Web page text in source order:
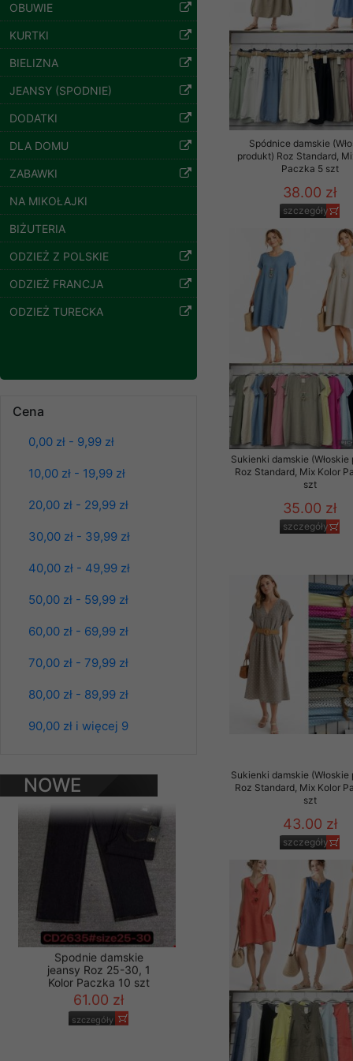
OBUWIE
KURTKI
BIELIZNA
JEANSY (SPODNIE)
DODATKI
DLA DOMU
ZABAWKI
NA MIKOŁAJKI
BIŻUTERIA
ODZIEŻ Z POLSKIE
ODZIEŻ FRANCJA
ODZIEŻ TURECKA
Cena
0,00 zł - 9,99 zł
10,00 zł - 19,99 zł
20,00 zł - 29,99 zł
30,00 zł - 39,99 zł
40,00 zł - 49,99 zł
50,00 zł - 59,99 zł
60,00 zł - 69,99 zł
70,00 zł - 79,99 zł
80,00 zł - 89,99 zł
90,00 zł i więcej 9
NOWE
PRODUKTY
Spodnie damskie
jeansy Roz 25-30, 1
Kolor Paczka 10 szt
61.00 zł
szczegóły
61.00 zł
jeansy Roz 25-30, 1
Kolor Paczka 10 szt
Spodnie damskie
jeansy Roz 25-30, 1
Spódnice damskie
produkt) Roz Standard,
Paczka 5 szt
38.00 zł
szczegóły
Sukienki damskie (Włoskie
Roz Standard, Mix Kolor
szt
35.00 zł
szczegóły
Sukienki damskie (Włoskie
Roz Standard, Mix Kolor
szt
43.00 zł
szczegóły
znajdziesz
Potrzebujemy na to
Jeżeli klikniesz
GROUP
Sp. z o.o.
Wyrażenie zgody jest
wpływa na zgodność
Dodatkowe
Twoich danych,
podejmowaniu
danych osobowych)
Polityka prywatności
Polityka prywatności
Zapewniamy naszym
Dane osobowe
Klientów zezwolenia
ochronie danych
serwerach
pracownicy Sklepu.
Każdy Klient, który
ich weryfikacji,
Sklep nie
chyba że dzieje się
prawa organów
Nasz Sklep
przez nasz serwer i
jego indywidualnych
opcję przyjmowania
może wpłynąć na
Klienta przechowują
• sesji
• ostatnio
Materiały
szczególności
zawierającego
naszym Sklepie.
Wszelkie pytania,
osobowych prosimy